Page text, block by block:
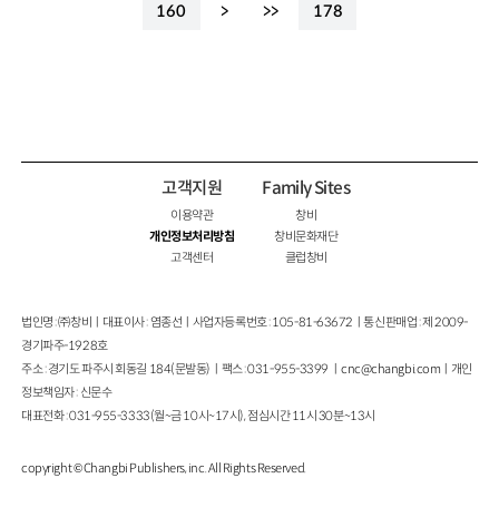
160
> >> 178
고객지원
이용약관
개인정보처리방침
고객센터
Family Sites
창비
창비문화재단
클럽창비
법인명 : ㈜창비ㅣ대표이사 : 염종선ㅣ사업자등록번호 : 105-81-63672ㅣ통신판매업 : 제 2009-
경기파주-1928호
주소 : 경기도 파주시 회동길 184(문발동)ㅣ팩스 : 031-955-3399 ㅣcnc@changbi.com ㅣ개인
정보책임자 : 신문수
대표전화 : 031-955-3333(월~금 10시~17시), 점심시간 11시 30분~13시
copyright © Changbi Publishers, inc. All Rights Reserved.